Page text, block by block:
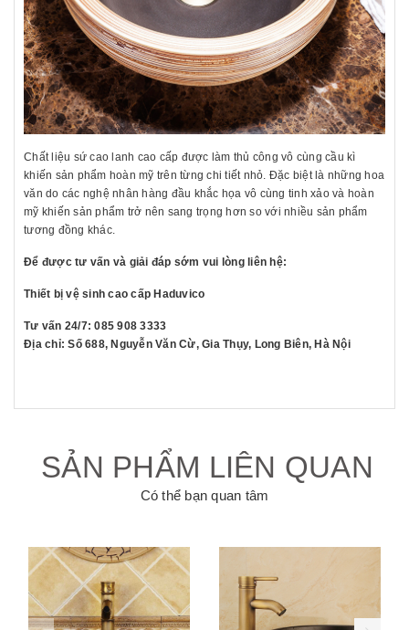
Chất liệu sứ cao lanh cao cấp được làm thủ công vô cùng cầu kì
khiến sản phẩm hoàn mỹ trên từng chi tiết nhỏ. Đặc biệt là những hoa
văn do các nghệ nhân hàng đầu khắc họa vô cùng tinh xảo và hoàn
mỹ khiến sản phẩm trở nên sang trọng hơn so với nhiều sản phẩm
tương đồng khác.
Để được tư vấn và giải đáp sớm vui lòng liên hệ:
Thiết bị vệ sinh cao cấp Haduvico
Tư vấn 24/7: 085 908 3333
Địa chỉ: Số 688, Nguyễn Văn Cừ, Gia Thụy, Long Biên, Hà Nội
SẢN PHẨM LIÊN QUAN
Có thể bạn quan tâm